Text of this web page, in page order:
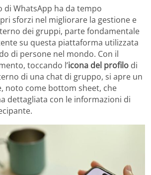
di WhatsApp ha da tempo
sforzi nel migliorare la gestione e
dei gruppi, parte fondamentale
su questa piattaforma utilizzata
di persone nel mondo. Con il
toccando l’icona del profilo di
di una chat di gruppo, si apre un
noto come bottom sheet, che
dettagliata con le informazioni di